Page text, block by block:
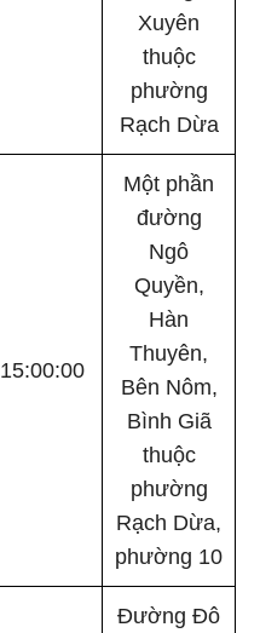
Xuyên
thuộc
phường
Rạch Dừa
15:00:00
Một phần
đường
Ngô
Quyền,
Hàn
Thuyên,
Bên Nôm,
Bình Giã
thuộc
phường
Rạch Dừa,
phường 10
Đường Đô